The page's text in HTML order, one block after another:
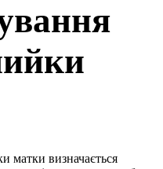
матки визначається